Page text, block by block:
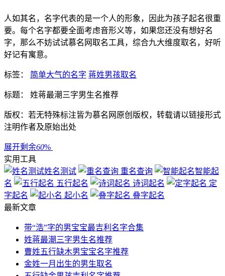
人如其名，名字代表的是一个人的形象，因此为孩子起名很重
要。每个名字都要全面考虑音形义等，如果您还没有想好名
字，那么不妨试试慕名网取名工具，综合九大维度取名，好听
好记有寓意。
标签： 简单大气的名字 蒋姓男孩取名
标题： 姓蒋最潮三字男生名推荐
版权：若无特殊标注皆为慕名网原创版权，转载请以链接形式
注明作者及原始出处
展开剩余60%
实用工具
姓名测试
重名查询
智能起
名
五行起名 诗词起名
定
字起名
起小名
叠字起名
最新文章
带“浩”字的男宝宝最吉利名字合集
姓蒋最潮三字男生名推荐
曹姓五行缺木男宝宝名字推荐
金姓一月出生的男生取名